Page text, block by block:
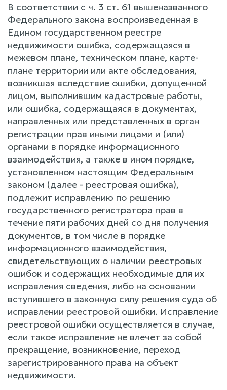
В соответствии с ч. 3 ст. 61 вышеназванного
Федерального закона воспроизведенная в
Едином государственном реестре
недвижимости ошибка, содержащаяся в
межевом плане, техническом плане, карте-
плане территории или акте обследования,
возникшая вследствие ошибки, допущенной
лицом, выполнившим кадастровые работы,
или ошибка, содержащаяся в документах,
направленных или представленных в орган
регистрации прав иными лицами и (или)
органами в порядке информационного
взаимодействия, а также в ином порядке,
установленном настоящим Федеральным
законом (далее - реестровая ошибка),
подлежит исправлению по решению
государственного регистратора прав в
течение пяти рабочих дней со дня получения
документов, в том числе в порядке
информационного взаимодействия,
свидетельствующих о наличии реестровых
ошибок и содержащих необходимые для их
исправления сведения, либо на основании
вступившего в законную силу решения суда об
исправлении реестровой ошибки. Исправление
реестровой ошибки осуществляется в случае,
если такое исправление не влечет за собой
прекращение, возникновение, переход
зарегистрированного права на объект
недвижимости.